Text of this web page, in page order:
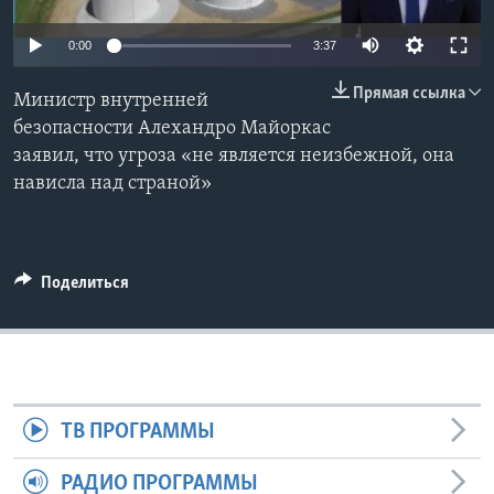
Learning English
СОЦИАЛЬНЫЕ СЕТИ
0:00 3:37
Прямая ссылка
Министр внутренней
безопасности Алехандро Майоркас
заявил, что угроза «не является неизбежной, она
нависла над страной»
Поделиться
ТВ ПРОГРАММЫ
РАДИО ПРОГРАММЫ